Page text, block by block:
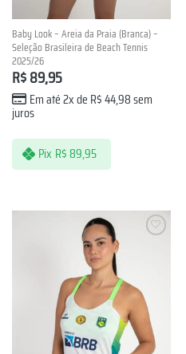
Baby Look – Areia da Praia (Branca) –
Seleção Brasileira de Beach Tennis
2025/26
R$89,95
Em até 2x de R$44,98sem
juros
Pix R$89,95